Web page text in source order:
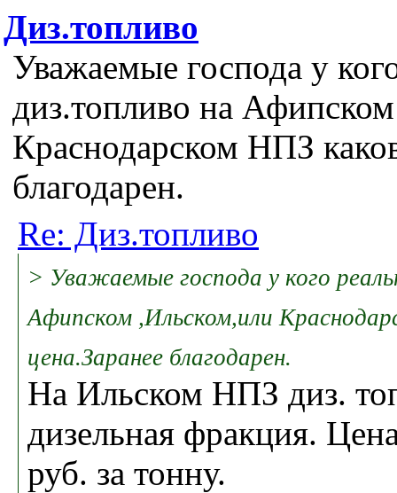
Диз.топливо
Уважаемые господа у
диз.топливо на
Краснодарском НПЗ
благодарен.
Re: Диз.топливо
> Уважаемые господа у кого
Афипском ,Ильском,или
цена.Заранее благодарен.
На Ильском НПЗ диз.
дизельная фракция.
руб. за тонну.